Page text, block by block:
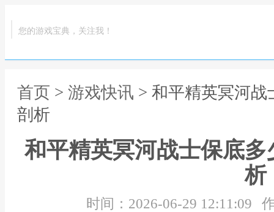
您的游戏宝典，关注我！
首页 > 游戏快讯 > 和平精英冥河
剖析
和平精英冥河战士保底
析
时间：2026-06-29 12:11:09